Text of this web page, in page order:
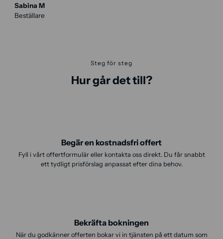
Sabina M
Beställare
Steg för steg
Hur går det till?
Begär en kostnadsfri offert
Fyll i vårt offertformulär eller kontakta oss direkt. Du får snabbt
ett tydligt prisförslag anpassat efter dina behov.
Bekräfta bokningen
När du godkänner offerten bokar vi in tjänsten på ett datum som